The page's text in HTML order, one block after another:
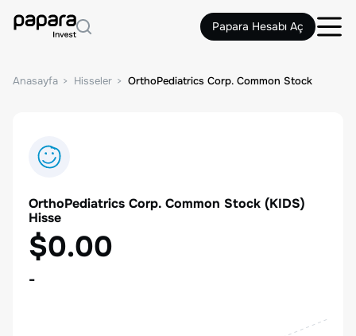
Papara Hesabı Aç
Anasayfa Hisseler OrthoPediatrics Corp. Common Stock
OrthoPediatrics Corp. Common Stock (KIDS)
Hisse
$0.00
-